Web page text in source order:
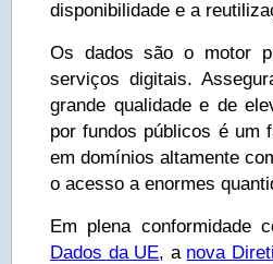
disponibilidade e a
Os dados são o motor
serviços digitais.
grande qualidade e de
por fundos públicos é um
em domínios altamente
o acesso a enormes
Em plena conformidade
Dados da UE, a nova